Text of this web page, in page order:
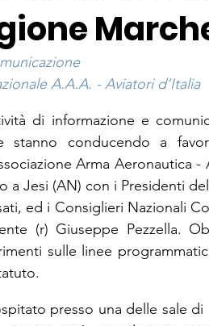
A.A.A. - Aviatori d’Italia
di informazione e
stanno conducendo a
Arma Aeronautica
a Jesi (AN) con i Presidenti
ed i Consiglieri Nazionali
(r) Giuseppe Pezzella.
sulle linee
presso una delle sale